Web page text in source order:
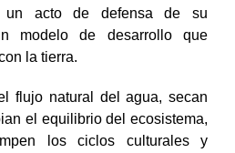
un acto de defensa de su
modelo de desarrollo que
la tierra.
flujo natural del agua, secan
el equilibrio del ecosistema,
los ciclos culturales y